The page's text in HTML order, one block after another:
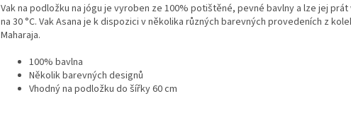
Vak na podložku na jógu je vyroben ze 100% potištěné, pevné bavlny a lze jej prát
na 30 °C. Vak Asana je k dispozici v několika různých barevných provedeních z
Maharaja.
100% bavlna
Několik barevných designů
Vhodný na podložku do šířky 60 cm